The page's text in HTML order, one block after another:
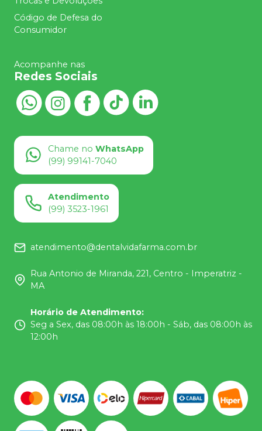
Código de Defesa do
Consumidor
Acompanhe nas
Redes Sociais
Chame no WhatsApp
(99) 99141-7040
Atendimento
(99) 3523-1961
atendimento@dentalvidafarma.com.br
Rua Antonio de Miranda, 221, Centro - Imperatriz -
MA
Horário de Atendimento:
Seg a Sex, das 08:00h às 18:00h - Sáb, das 08:00h às
12:00h